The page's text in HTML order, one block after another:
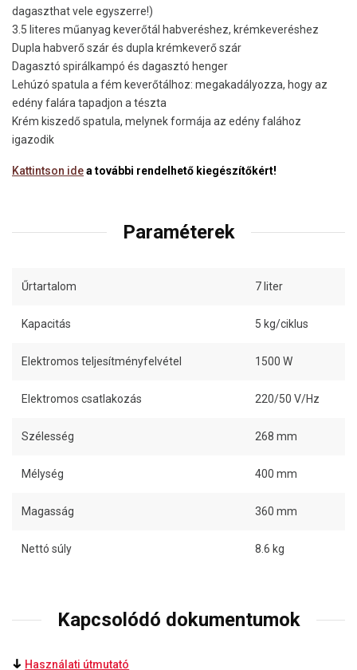
dagaszthat vele egyszerre!)
3.5 literes műanyag keverőtál habveréshez, krémkeveréshez
Dupla habverő szár és dupla krémkeverő szár
Dagasztó spirálkampó és dagasztó henger
Lehúzó spatula a fém keverőtálhoz: megakadályozza, hogy az
edény falára tapadjon a tészta
Krém kiszedő spatula, melynek formája az edény falához
igazodik
Kattintson idea további rendelhető kiegészítőkért!
Paraméterek
Űrtartalom 7 liter
Kapacitás 5 kg/ciklus
Elektromos teljesítményfelvétel 1500 W
Elektromos csatlakozás 220/50 V/Hz
Szélesség 268 mm
Mélység 400 mm
Magasság 360 mm
Nettó súly 8.6 kg
Kapcsolódó dokumentumok
Használati útmutató